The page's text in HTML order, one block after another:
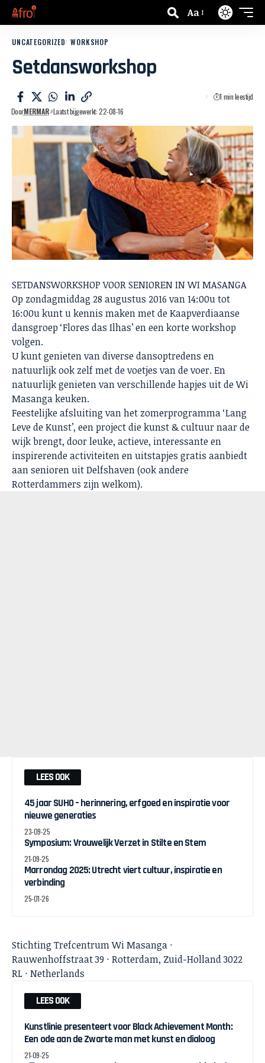
Aa
UNCATEGORIZED WORKSHOP
Setdansworkshop
DoorMERMAR Laatst bijgewerkt: 22-08-16
1 min leestijd
SETDANSWORKSHOP VOOR SENIOREN IN WI MASANGA
Op zondagmiddag 28 augustus 2016 van 14:00u tot
16:00u kunt u kennis maken met de Kaapverdiaanse
dansgroep ‘Flores das Ilhas’ en een korte workshop
volgen.
U kunt genieten van diverse dansoptredens en
natuurlijk ook zelf met de voetjes van de voer. En
natuurlijk genieten van verschillende hapjes uit de Wi
Masanga keuken.
Feestelijke afsluiting van het zomerprogramma ‘Lang
Leve de Kunst’, een project die kunst & cultuur naar de
wijk brengt, door leuke, actieve, interessante en
inspirerende activiteiten en uitstapjes gratis aanbiedt
aan senioren uit Delfshaven (ook andere
Rotterdammers zijn welkom).
LEES OOK
45 jaar SUHO – herinnering, erfgoed en inspiratie voor
nieuwe generaties
23-09-25
Symposium: Vrouwelijk Verzet in Stilte en Stem
21-09-25
Marrondag 2025: Utrecht viert cultuur, inspiratie en
verbinding
25-01-26
Stichting Trefcentrum Wi Masanga ·
Rauwenhoffstraat 39 · Rotterdam, Zuid-Holland 3022
RL · Netherlands
LEES OOK
Kunstlinie presenteert voor Black Achievement Month:
Een ode aan de Zwarte man met kunst en dialoog
21-09-25